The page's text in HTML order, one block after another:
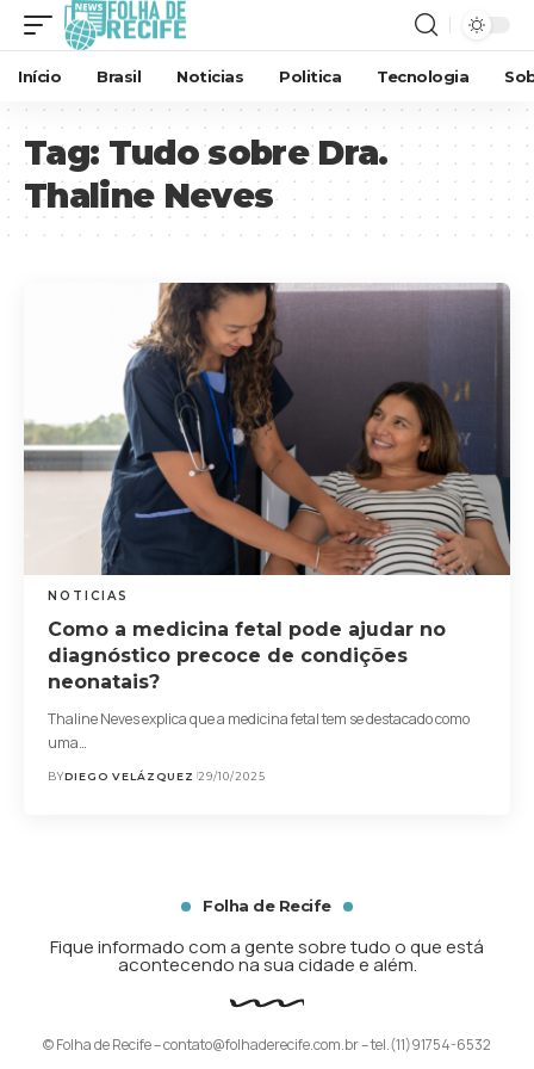
Início Brasil Noticias Politica Tecnologia
Tag: Tudo sobre Dra.
Thaline Neves
NOTICIAS
Como a medicina fetal pode ajudar no
diagnóstico precoce de condições
neonatais?
Thaline Neves explica que a medicina fetal tem se destacado como
uma…
BYDIEGO VELÁZQUEZ 29/10/2025
Folha de Recife
Fique informado com a gente sobre tudo o que está
acontecendo na sua cidade e além.
© Folha de Recife –contato@folhaderecife.com.br– tel.(11)91754-6532